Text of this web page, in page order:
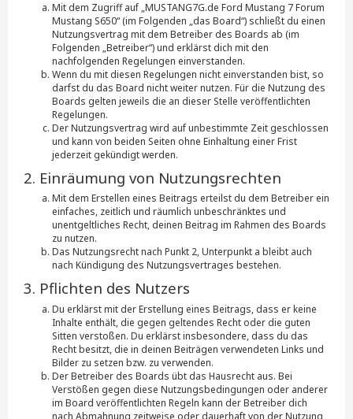
Mit dem Zugriff auf „MUSTANG7G.de Ford Mustang 7 Forum
Mustang S650“ (im Folgenden „das Board“) schließt du einen
Nutzungsvertrag mit dem Betreiber des Boards ab (im
Folgenden „Betreiber“) und erklärst dich mit den
nachfolgenden Regelungen einverstanden.
Wenn du mit diesen Regelungen nicht einverstanden bist, so
darfst du das Board nicht weiter nutzen. Für die Nutzung des
Boards gelten jeweils die an dieser Stelle veröffentlichten
Regelungen.
Der Nutzungsvertrag wird auf unbestimmte Zeit geschlossen
und kann von beiden Seiten ohne Einhaltung einer Frist
jederzeit gekündigt werden.
2. Einräumung von Nutzungsrechten
Mit dem Erstellen eines Beitrags erteilst du dem Betreiber ein
einfaches, zeitlich und räumlich unbeschränktes und
unentgeltliches Recht, deinen Beitrag im Rahmen des Boards
zu nutzen.
Das Nutzungsrecht nach Punkt 2, Unterpunkt a bleibt auch
nach Kündigung des Nutzungsvertrages bestehen.
3. Pflichten des Nutzers
Du erklärst mit der Erstellung eines Beitrags, dass er keine
Inhalte enthält, die gegen geltendes Recht oder die guten
Sitten verstoßen. Du erklärst insbesondere, dass du das
Recht besitzt, die in deinen Beiträgen verwendeten Links und
Bilder zu setzen bzw. zu verwenden.
Der Betreiber des Boards übt das Hausrecht aus. Bei
Verstößen gegen diese Nutzungsbedingungen oder anderer
im Board veröffentlichten Regeln kann der Betreiber dich
nach Abmahnung zeitweise oder dauerhaft von der Nutzung